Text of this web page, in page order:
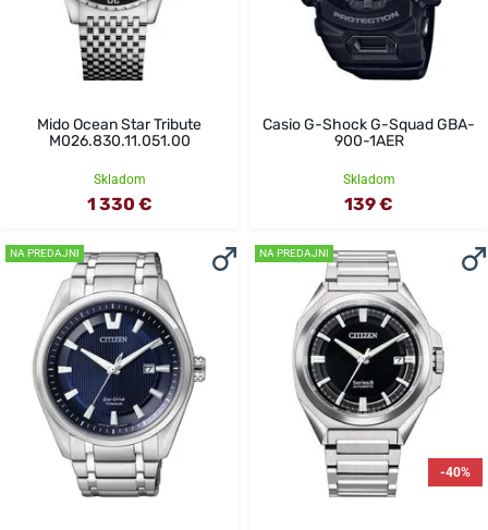
Mido Ocean Star Tribute
M026.830.11.051.00
Skladom
1 330 €
Casio G-Shock G-Squad GBA-
900-1AER
Skladom
139 €
NA PREDAJNI NA PREDAJNI
-40%